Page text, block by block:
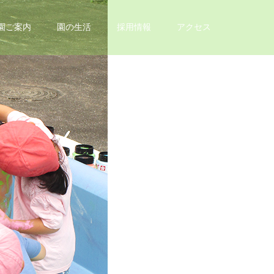
ご案内 園の生活 採用情報 アクセス